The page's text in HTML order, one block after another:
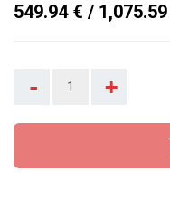
549.94 € /
- +